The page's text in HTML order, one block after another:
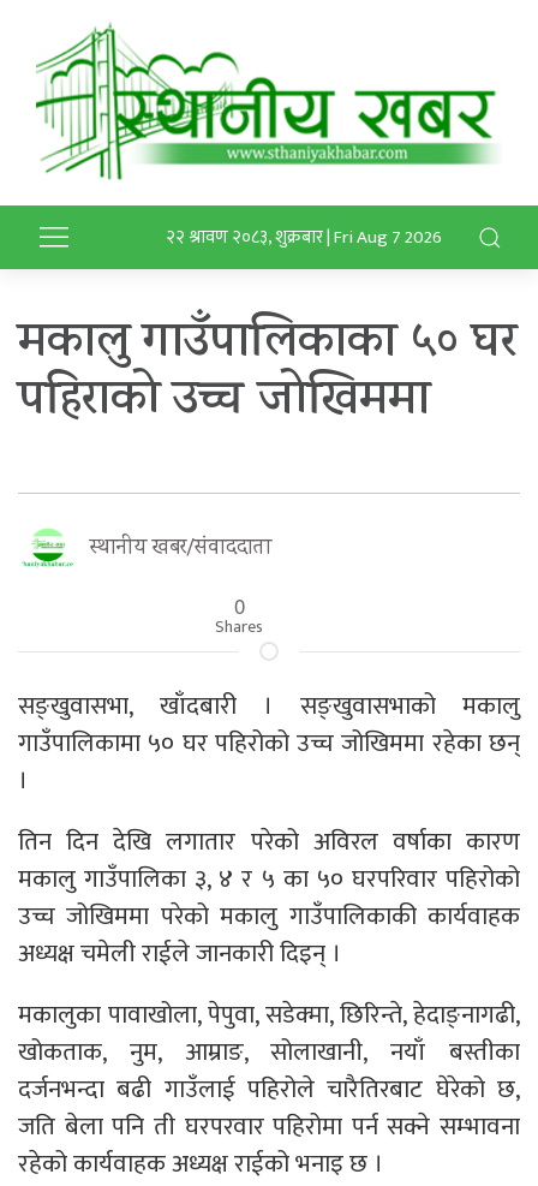
२२ श्रावण २०८३, शुक्रबार | Fri Aug 7 2026
मकालु गाउँपालिकाका ५० घर
पहिराको उच्च जोखिममा
स्थानीय खबर/संवाददाता
0
Shares
सङ्खुवासभा, खाँदबारी । सङ्खुवासभाको मकालु
गाउँपालिकामा ५० घर पहिरोको उच्च जोखिममा रहेका छन्
।
तिन दिन देखि लगातार परेको अविरल वर्षाका कारण
मकालु गाउँपालिका ३, ४ र ५ का ५० घरपरिवार पहिरोको
उच्च जोखिममा परेको मकालु गाउँपालिकाकी कार्यवाहक
अध्यक्ष चमेली राईले जानकारी दिइन् ।
मकालुका पावाखोला, पेपुवा, सडेक्मा, छिरिन्ते, हेदाङ्नागढी,
खोकताक, नुम, आम्राङ, सोलाखानी, नयाँ बस्तीका
दर्जनभन्दा बढी गाउँलाई पहिरोले चारैतिरबाट घेरेको छ,
जति बेला पनि ती घरपरवार पहिरोमा पर्न सक्ने सम्भावना
रहेको कार्यवाहक अध्यक्ष राईको भनाइ छ ।